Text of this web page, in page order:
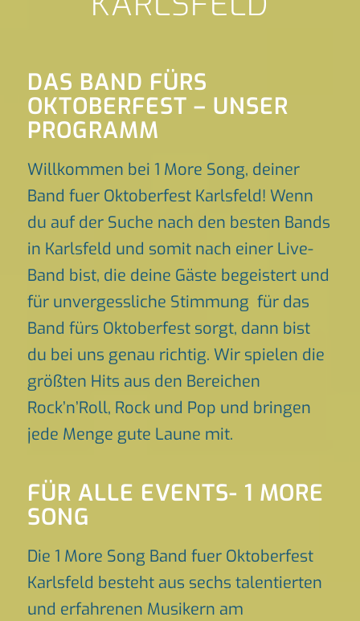
DAS BAND FÜRS
OKTOBERFEST – UNSER
PROGRAMM
Willkommen bei 1 More Song, deiner
Band fuer Oktoberfest Karlsfeld! Wenn
du auf der Suche nach den besten Bands
in Karlsfeld und somit nach einer Live-
Band bist, die deine Gäste begeistert und
für unvergessliche Stimmung für das
Band fürs Oktoberfest sorgt, dann bist
du bei uns genau richtig. Wir spielen die
größten Hits aus den Bereichen
Rock’n’Roll, Rock und Pop und bringen
jede Menge gute Laune mit.
FÜR ALLE EVENTS- 1 MORE
SONG
Die 1 More Song Band fuer Oktoberfest
Karlsfeld besteht aus sechs talentierten
und erfahrenen Musikern am